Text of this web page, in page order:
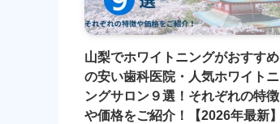
山梨でホワイトニングがおすすめ
の安い歯科医院・人気ホワイトニ
ングサロン９選！それぞれの特徴
や価格をご紹介！【2026年最新】